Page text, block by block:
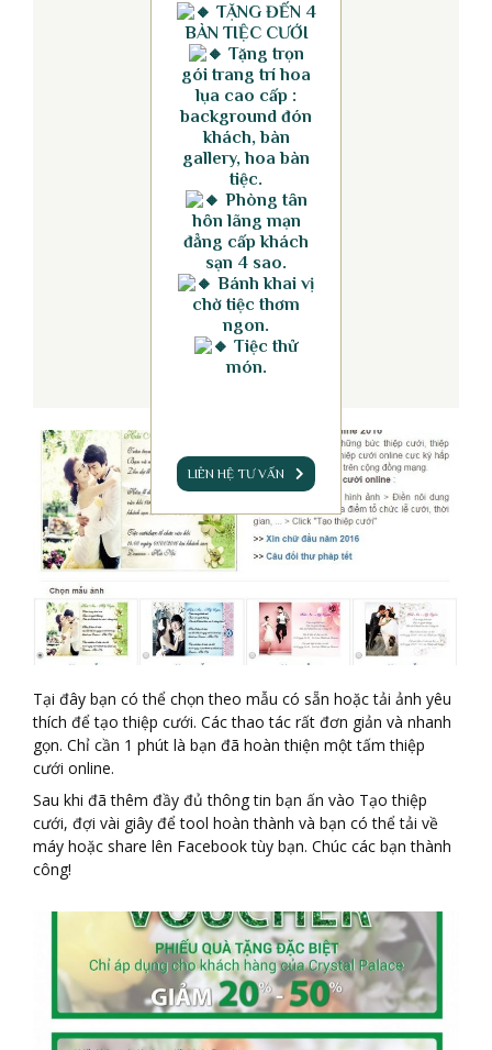
TẶNG ĐẾN 4
BÀN TIỆC CƯỚI
Tặng trọn
gói trang trí hoa
lụa cao cấp :
background đón
khách, bàn
gallery, hoa bàn
tiệc.
Phòng tân
hôn lãng mạn
đẳng cấp khách
sạn 4 sao.
Bánh khai vị
chờ tiệc thơm
ngon.
Tiệc thử
món.
LIÊN HỆ TƯ VẤN
Tại đây bạn có thể chọn theo mẫu có sẵn hoặc tải ảnh yêu
thích để tạo thiệp cưới. Các thao tác rất đơn giản và nhanh
gọn. Chỉ cần 1 phút là bạn đã hoàn thiện một tấm thiệp
cưới online.
Sau khi đã thêm đầy đủ thông tin bạn ấn vào Tạo thiệp
cưới, đợi vài giây để tool hoàn thành và bạn có thể tải về
máy hoặc share lên Facebook tùy bạn. Chúc các bạn thành
công!